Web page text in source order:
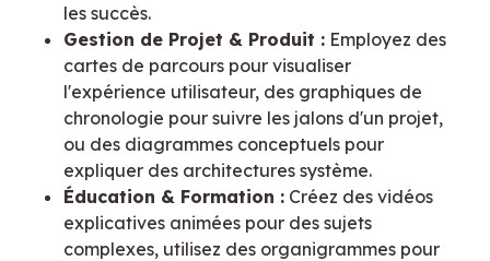
les succès.
Gestion de Projet & Produit : Employez des
cartes de parcours pour visualiser
l'expérience utilisateur, des graphiques de
chronologie pour suivre les jalons d'un projet,
ou des diagrammes conceptuels pour
expliquer des architectures système.
Éducation & Formation : Créez des vidéos
explicatives animées pour des sujets
complexes, utilisez des organigrammes pour